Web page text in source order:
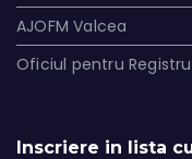
AJOFM Valcea
Oficiul pentru
Inscriere in lista